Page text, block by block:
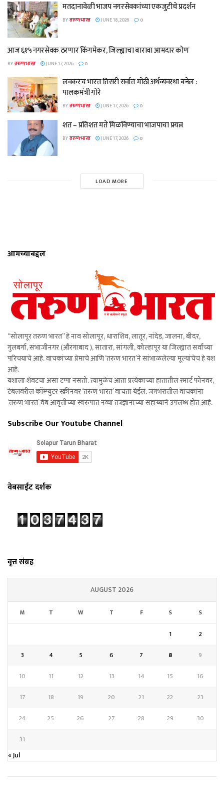
मतदानावेळी भाजप नगरसेवकांच्या एकजुटीचे प्रदर्शन
BYतरुण भारत JUNE 18, 2026 0
आज ६१५ नगरसेवक ठरणार किंगमेकर, जिल्ह्याचा बारावा आमदार कोण
BYतरुण भारत JUNE 17, 2026 0
लवकरच भारत तिसरी सर्वात मोठी अर्थव्यवस्था बनेल :
पालकमंत्री गोरे
BYतरुण भारत JUNE 17, 2026 0
शत – प्रतिशत मते मिळविण्याचा भाजपाचा प्रयत्न
BYतरुण भारत JUNE 17, 2026 0
LOAD MORE
आमच्याबद्दल
“सोलापूर तरुण भारत” हे नाव सोलापूर, धाराशिव, लातूर, नांदेड, जालना, बीदर,
गुलबर्गा, संभाजीनगर (औरंगाबाद ), सातारा, सांगली, कोल्हापूर या जिल्ह्यात सर्वांच्या
परिचयाचे आहे. वाचकांच्या प्रेमाचे आणि ‘तरुण भारत’ने सांभाळलेल्या मूल्यांचेच हे यश
आहे.
यशाला शेवटचा असा टप्पा नसतो. त्यामुळेच आता प्रत्येकाच्या हातातील स्मार्ट फोनवर,
टेबलवरील कॉम्प्युटर स्क्रीनवर ‘तरुण भारत’ वाचता येईल. जगभरातील वाचकांना
‘तरुण भारत’ वेब आवृत्तीच्या स्वरुपात नव्या तंत्रज्ञानाच्या सहाय्याने उपलब्ध होत आहे.
Subscribe Our Youtube Channel
वेबसाईट दर्शक
वृत्त संग्रह
AUGUST 2026
M T W T F S S
1
2
3
4 5 6 7 8
9
10
11 12 13 14 15
16
17
18 19 20 21 22
23
24
25 26 27 28 29
30
31
« Jul